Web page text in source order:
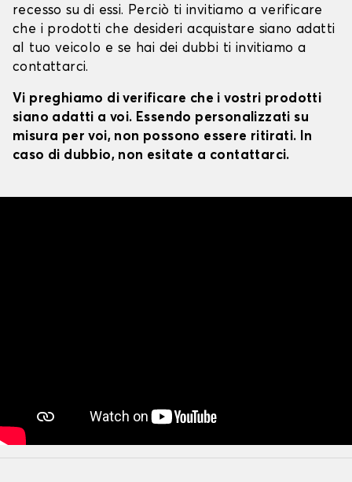
recesso su di essi. Perciò ti invitiamo a verificare
che i prodotti che desideri acquistare siano adatti
al tuo veicolo e se hai dei dubbi ti invitiamo a
contattarci.
Vi preghiamo di verificare che i vostri prodotti
siano adatti a voi. Essendo personalizzati su
misura per voi, non possono essere ritirati. In
caso di dubbio, non esitate a contattarci.